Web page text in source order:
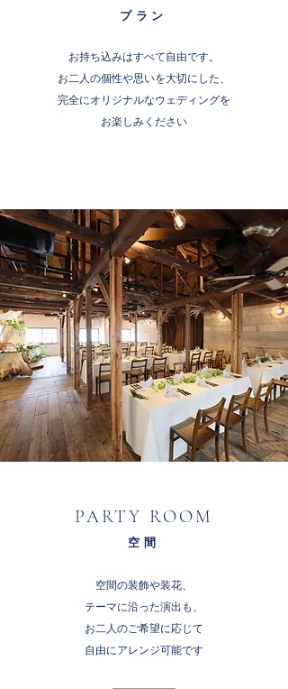
プラン
お持ち込みはすべて自由です。
お二人の個性や思いを大切にした、
完全にオリジナルなウェディングを
お楽しみください
PARTY ROOM
空間
空間の装飾や装花、
テーマに沿った演出も、
お二人のご希望に応じて
自由にアレンジ可能です